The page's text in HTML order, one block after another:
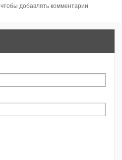
чтобы добавлять комментарии